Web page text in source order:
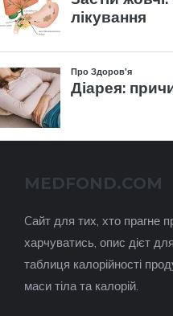
MEDFOND.COM
Cайт для тих, хто прагне
харчуватись, опис дієт
таблиця калорійності
маси тіла та калорій.